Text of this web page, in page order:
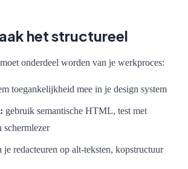
het structureel
onderdeel worden van je werkproces:
toegankelijkheid mee in je design system
gebruik semantische HTML, test met
schermlezer
je redacteuren op alt-teksten, kopstructuur